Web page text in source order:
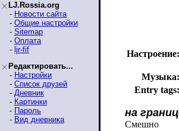
LJ.Rossia.org
- Новости сайта
- Общие настройки
- Sitemap
- Оплата
- ljr-fif
Редактировать...
- Настройки
- Список друзей
- Дневник
- Картинки
- Пароль
- Вид дневника
Настроение:
Музыка:
Entry tags:
на
Смешно